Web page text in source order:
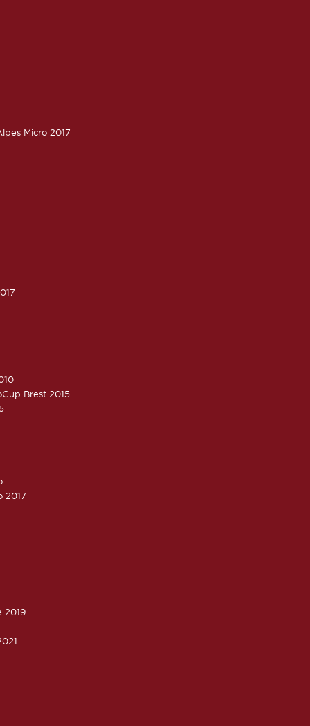
Micro 2017
Brest 2015
2017
2019